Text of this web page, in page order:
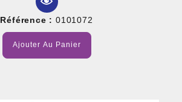
Référence : 0101072
Ajouter Au Panier